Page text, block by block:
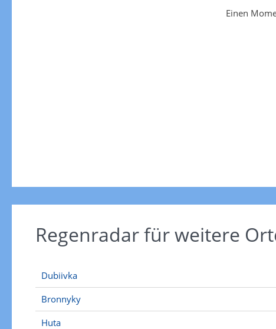
Einen
Regenradar für weitere
Dubiivka
Bronnyky
Huta